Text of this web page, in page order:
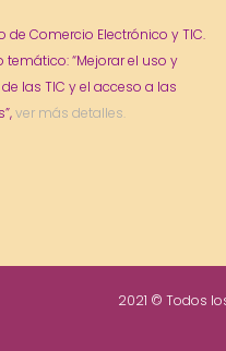
de Comercio Electrónico y TIC.
temático: “Mejorar el uso y
las TIC y el acceso a las
ver más detalles.
2021 © Todos